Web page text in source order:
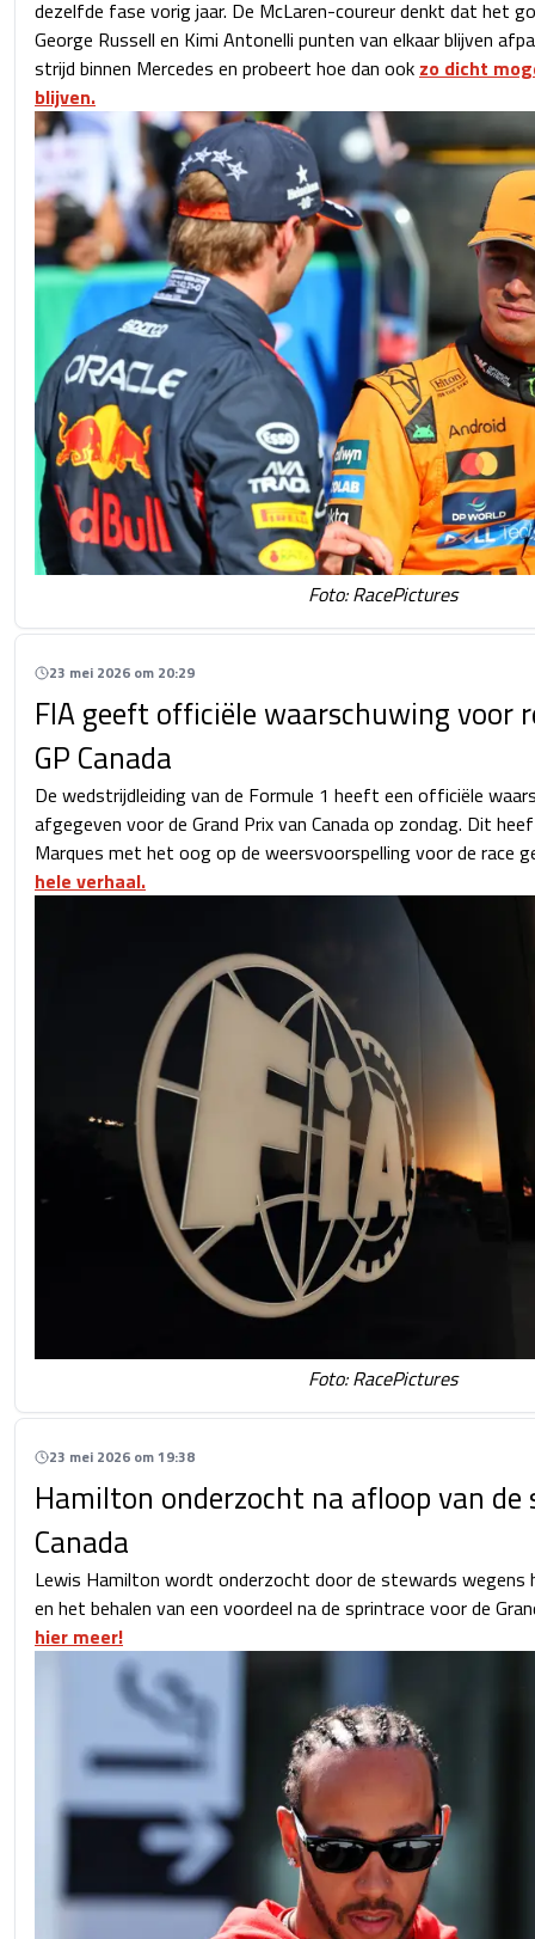
dezelfde fase vorig jaar. De McLaren-coureur denkt dat het
George Russell en Kimi Antonelli punten van elkaar blijven
strijd binnen Mercedes en probeert hoe dan ook zo dicht
blijven.
Foto: RacePictures
23 mei 2026 om 20:29
FIA geeft officiële waarschuwing voor
GP Canada
De wedstrijdleiding van de Formule 1 heeft een officiële
afgegeven voor de Grand Prix van Canada op zondag. Dit
Marques met het oog op de weersvoorspelling voor de race
hele verhaal.
Foto: RacePictures
23 mei 2026 om 19:38
Hamilton onderzocht na afloop van de
Canada
Lewis Hamilton wordt onderzocht door de stewards wegens
en het behalen van een voordeel na de sprintrace voor de
hier meer!